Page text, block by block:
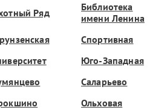
Ряд
Библиотека
имени Ленина
Спортивная
Юго-Западная
Саларьево
Ольховая